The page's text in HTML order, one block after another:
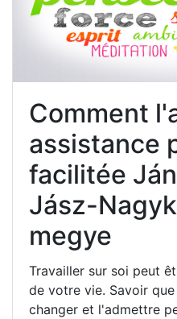
Comment
assistance
facilitée
Jász-
megye
Travailler sur soi peut
de votre vie. Savoir
changer et l'admettre